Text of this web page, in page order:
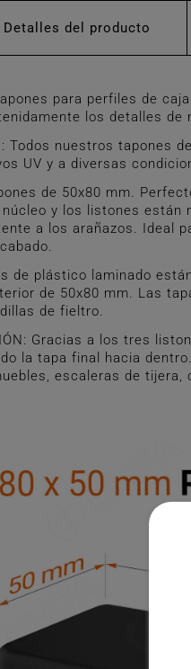
Detalles del producto
para perfiles de
los detalles
Todos nuestros
UV y a diversas
de 50x80 mm.
y los listones están
a los arañazos. Ideal
de plástico laminado
de 50x80 mm. Las
de fieltro.
Gracias a los tres
la tapa final hacia
escaleras de